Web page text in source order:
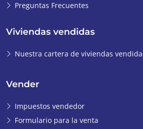
Preguntas Frecuentes
Viviendas vendidas
Nuestra cartera de viviendas
Vender
Impuestos vendedor
Formulario para la venta